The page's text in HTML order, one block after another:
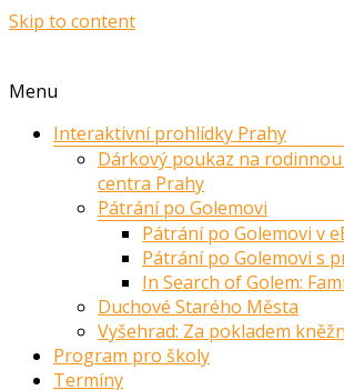
Skip to content
Menu
Interaktivní prohlídky Prahy
Dárkový poukaz na
centra Prahy
Pátrání po Golemovi
Pátrání po Golemovi v
Pátrání po Golemovi s
In Search of Golem:
Duchové Starého Města
Vyšehrad: Za pokladem
Program pro školy
Termíny